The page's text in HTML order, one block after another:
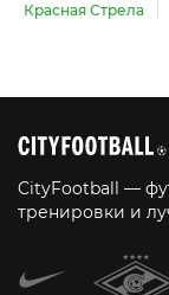
Красная Стрела
CityFootball —
тренировки и